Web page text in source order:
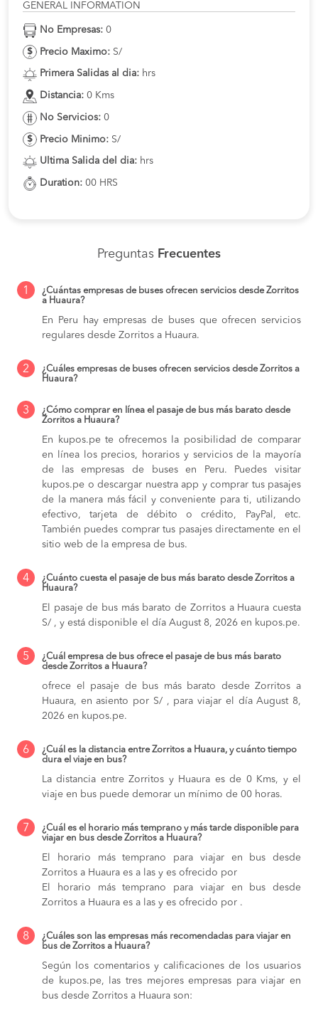
GENERAL INFORMATION
No Empresas: 0
Precio Maximo: S/
Primera Salidas al dia: hrs
Distancia: 0 Kms
No Servicios: 0
Precio Minimo: S/
Ultima Salida del dia: hrs
Duration: 00 HRS
Preguntas Frecuentes
1
¿Cuántas empresas de buses ofrecen servicios desde Zorritos
a Huaura?
En Peru hay empresas de buses que ofrecen servicios
regulares desde Zorritos a Huaura.
2
¿Cuáles empresas de buses ofrecen servicios desde Zorritos a
Huaura?
3
¿Cómo comprar en línea el pasaje de bus más barato desde
Zorritos a Huaura?
En kupos.pe te ofrecemos la posibilidad de comparar
en línea los precios, horarios y servicios de la mayoría
de las empresas de buses en Peru. Puedes visitar
kupos.pe o descargar nuestra app y comprar tus pasajes
de la manera más fácil y conveniente para ti, utilizando
efectivo, tarjeta de débito o crédito, PayPal, etc.
También puedes comprar tus pasajes directamente en el
sitio web de la empresa de bus.
4
¿Cuánto cuesta el pasaje de bus más barato desde Zorritos a
Huaura?
El pasaje de bus más barato de Zorritos a Huaura cuesta
S/ , y está disponible el día August 8, 2026 en kupos.pe.
5
¿Cuál empresa de bus ofrece el pasaje de bus más barato
desde Zorritos a Huaura?
ofrece el pasaje de bus más barato desde Zorritos a
Huaura, en asiento por S/ , para viajar el día August 8,
2026 en kupos.pe.
6
¿Cuál es la distancia entre Zorritos a Huaura, y cuánto tiempo
dura el viaje en bus?
La distancia entre Zorritos y Huaura es de 0 Kms, y el
viaje en bus puede demorar un mínimo de 00 horas.
7
¿Cuál es el horario más temprano y más tarde disponible para
viajar en bus desde Zorritos a Huaura?
El horario más temprano para viajar en bus desde
Zorritos a Huaura es a las y es ofrecido por
El horario más temprano para viajar en bus desde
Zorritos a Huaura es a las y es ofrecido por .
8
¿Cuáles son las empresas más recomendadas para viajar en
bus de Zorritos a Huaura?
Según los comentarios y calificaciones de los usuarios
de kupos.pe, las tres mejores empresas para viajar en
bus desde Zorritos a Huaura son: